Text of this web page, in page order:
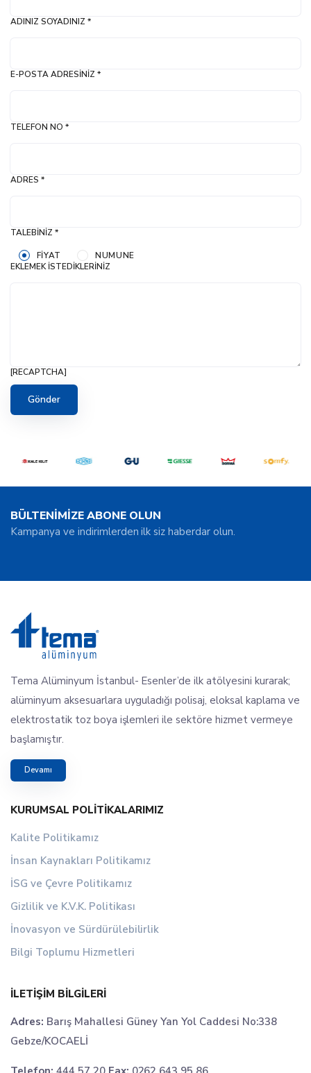
ADINIZ SOYADINIZ *
E-POSTA ADRESINIZ *
TELEFON NO *
ADRES *
TALEBINIZ *
FIYAT
NUMUNE
EKLEMEK İSTEDIKLERINIZ
[RECAPTCHA]
BÜLTENİMİZE ABONE OLUN
Kampanya ve indirimlerden ilk siz haberdar olun.
Tema Alüminyum İstanbul- Esenler’de ilk atölyesini kurarak;
alüminyum aksesuarlara uyguladığı polisaj, eloksal kaplama ve
elektrostatik toz boya işlemleri ile sektöre hizmet vermeye
başlamıştır.
Devamı
KURUMSAL POLITIKALARIMIZ
Kalite Politikamız
İnsan Kaynakları Politikamız
İSG ve Çevre Politikamız
Gizlilik ve K.V.K. Politikası
İnovasyon ve Sürdürülebilirlik
Bilgi Toplumu Hizmetleri
İLETIŞIM BILGILERI
Adres: Barış Mahallesi Güney Yan Yol Caddesi No:338
Gebze/KOCAELİ